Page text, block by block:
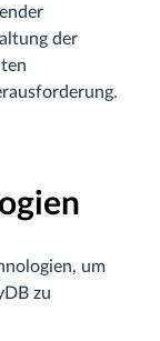
der
um
zu